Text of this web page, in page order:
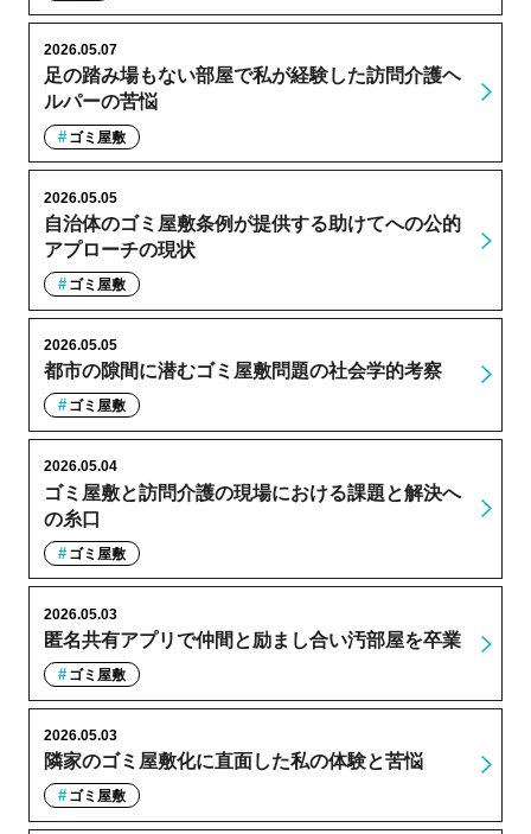
足の踏み場もない部屋で私が経験した訪問介護ヘ
ルパーの苦悩
2026.05.07
ゴミ屋敷
自治体のゴミ屋敷条例が提供する助けてへの公的
アプローチの現状
2026.05.05
ゴミ屋敷
都市の隙間に潜むゴミ屋敷問題の社会学的考察
2026.05.05
ゴミ屋敷
ゴミ屋敷と訪問介護の現場における課題と解決へ
の糸口
2026.05.04
ゴミ屋敷
匿名共有アプリで仲間と励まし合い汚部屋を卒業
2026.05.03
ゴミ屋敷
隣家のゴミ屋敷化に直面した私の体験と苦悩
2026.05.03
ゴミ屋敷